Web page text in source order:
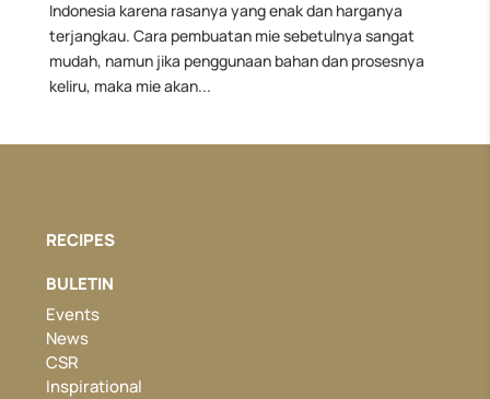
Indonesia karena rasanya yang enak dan harganya
terjangkau. Cara pembuatan mie sebetulnya sangat
mudah, namun jika penggunaan bahan dan prosesnya
keliru, maka mie akan...
RECIPES
BULETIN
Events
News
CSR
Inspirational